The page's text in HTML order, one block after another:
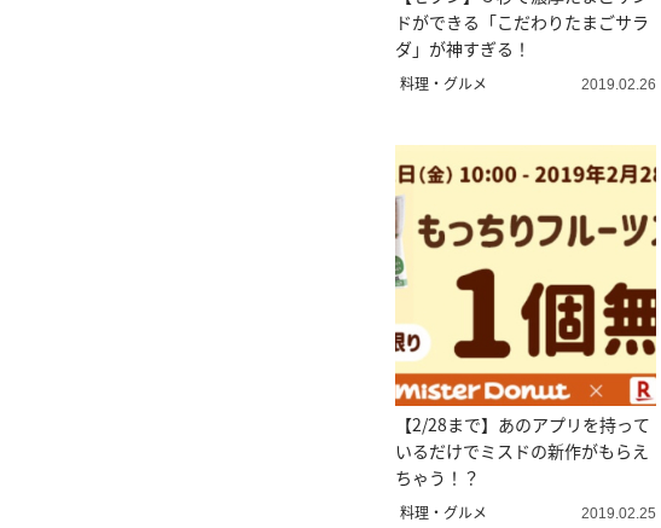
ドができる「こだわりたまごサラ
ダ」が神すぎる！
料理・グルメ 2019.02.26
【2/28まで】あのアプリを持って
いるだけでミスドの新作がもらえ
ちゃう！？
料理・グルメ 2019.02.25